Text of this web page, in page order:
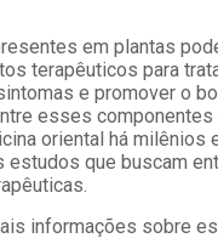
em plantas
terapêuticos para
e promover o
esses componentes
oriental há milênios
que buscam
informações sobre